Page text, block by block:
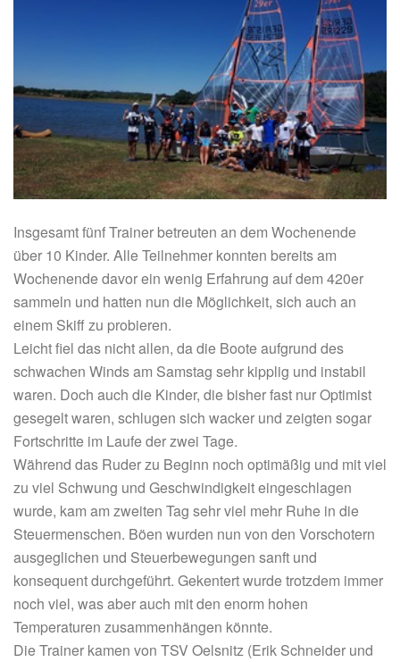
Insgesamt fünf Trainer betreuten an dem Wochenende
über 10 Kinder. Alle Teilnehmer konnten bereits am
Wochenende davor ein wenig Erfahrung auf dem 420er
sammeln und hatten nun die Möglichkeit, sich auch an
einem Skiff zu probieren.
Leicht fiel das nicht allen, da die Boote aufgrund des
schwachen Winds am Samstag sehr kipplig und instabil
waren. Doch auch die Kinder, die bisher fast nur Optimist
gesegelt waren, schlugen sich wacker und zeigten sogar
Fortschritte im Laufe der zwei Tage.
Während das Ruder zu Beginn noch optimäßig und mit viel
zu viel Schwung und Geschwindigkeit eingeschlagen
wurde, kam am zweiten Tag sehr viel mehr Ruhe in die
Steuermenschen. Böen wurden nun von den Vorschotern
ausgeglichen und Steuerbewegungen sanft und
konsequent durchgeführt. Gekentert wurde trotzdem immer
noch viel, was aber auch mit den enorm hohen
Temperaturen zusammenhängen könnte.
Die Trainer kamen von TSV Oelsnitz (Erik Schneider und